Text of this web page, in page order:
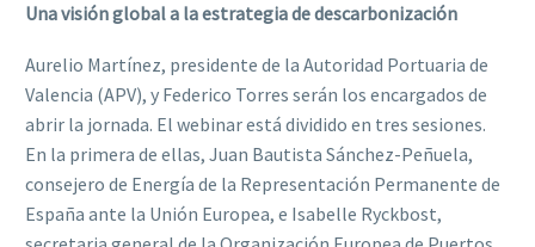
Una visión global a la estrategia de descarbonización
Aurelio Martínez, presidente de la Autoridad Portuaria de
Valencia (APV), y Federico Torres serán los encargados de
abrir la jornada. El webinar está dividido en tres sesiones.
En la primera de ellas, Juan Bautista Sánchez-Peñuela,
consejero de Energía de la Representación Permanente de
España ante la Unión Europea, e Isabelle Ryckbost,